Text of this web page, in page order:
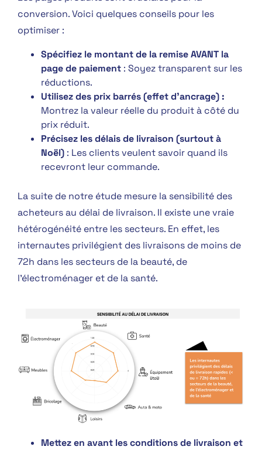
conversion. Voici quelques conseils pour les
optimiser :
Spécifiez le montant de la remise AVANT la
page de paiement : Soyez transparent sur les
réductions.
Utilisez des prix barrés (effet d’ancrage) :
Montrez la valeur réelle du produit à côté du
prix réduit.
Précisez les délais de livraison (surtout à
Noël) : Les clients veulent savoir quand ils
recevront leur commande.
La suite de notre étude mesure la sensibilité des
acheteurs au délai de livraison. Il existe une vraie
hétérogénéité entre les secteurs. En effet, les
internautes privilégient des livraisons de moins de
72h dans les secteurs de la beauté, de
l’électroménager et de la santé.
Mettez en avant les conditions de livraison et